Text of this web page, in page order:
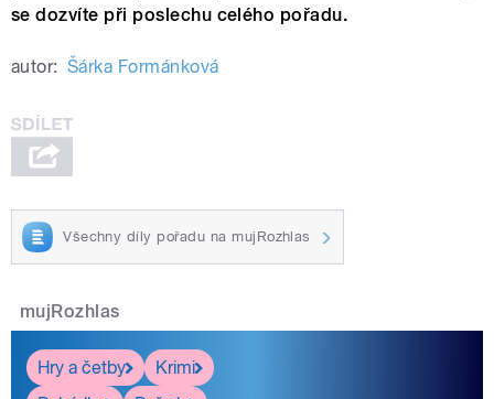
se dozvíte při poslechu celého pořadu.
autor: Šárka Formánková
Všechny díly pořadu na mujRozhlas
mujRozhlas
Hry a četby
Krimi